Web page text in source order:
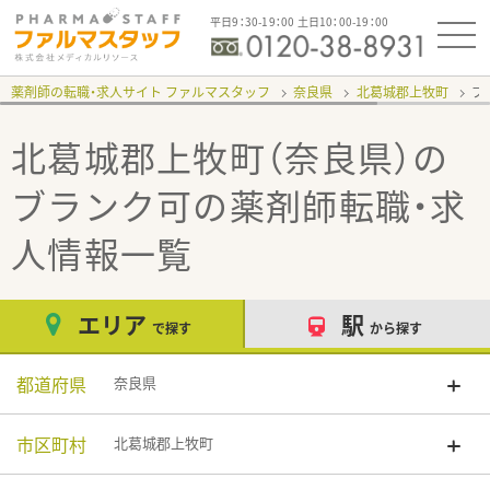
平日9：30-19：00 土日10：00-19：00
薬剤師の転職・求人サイト ファルマスタッフ 奈良県 北葛城郡上牧町 ブ
北葛城郡上牧町（奈良県）の
ブランク可の薬剤師転職・求
人情報一覧
エリア で探す 駅 から探す
都道府県 奈良県
市区町村 北葛城郡上牧町